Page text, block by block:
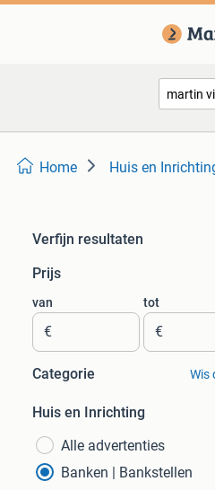
Home Huis en
Verfijn resultaten
Prijs
van
€
tot
€
Categorie Wis
Huis en Inrichting
Alle advertenties
Banken | Bankstellen